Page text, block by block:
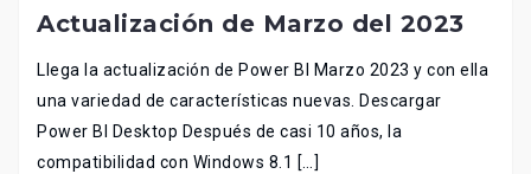
Actualización de Marzo del 2023
Llega la actualización de Power BI Marzo 2023 y con ella
una variedad de características nuevas. Descargar
Power BI Desktop Después de casi 10 años, la
compatibilidad con Windows 8.1 […]